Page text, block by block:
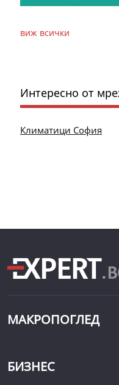
виж всички
Интересно от
Климатици София
МАКРОПОГЛЕД
БИЗНЕС